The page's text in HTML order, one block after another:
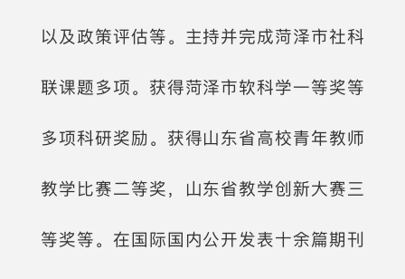
以及政策评估等。主持并完成菏泽市社科
联课题多项。获得菏泽市软科学一等奖等
多项科研奖励。获得山东省高校青年教师
教学比赛二等奖，山东省教学创新大赛三
等奖等。在国际国内公开发表十余篇期刊